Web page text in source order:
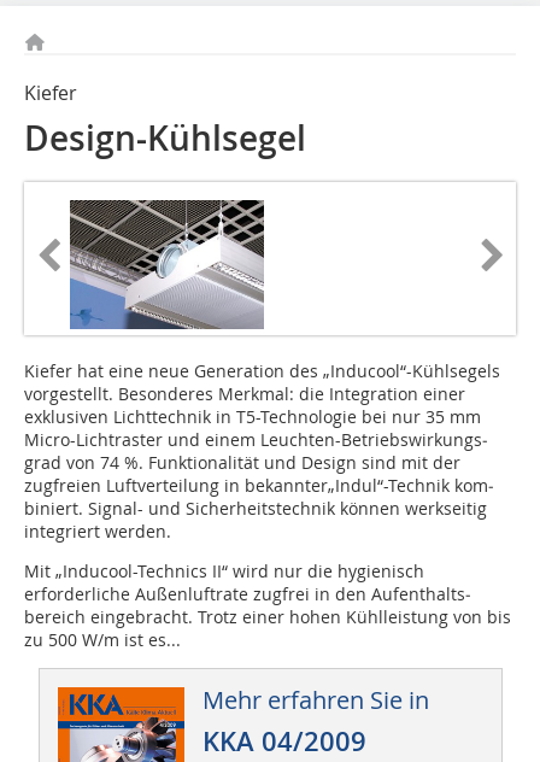
Kiefer
Design-Kühlsegel
Kiefer hat eine neue Generation des „Inducool“-Kühlsegels
vorgestellt. Besonderes Merkmal: die Integration einer
exklusiven Lichttechnik in T5-Technologie bei nur 35 mm
Micro-Lichtraster und einem Leuchten-Betriebswir­kungs­
grad von 74 %. Funk­tionalität und Design sind mit der
zugfreien Luftverteilung in bekannter„Indul“-Technik kom­
biniert. Signal- und Sicherheitstechnik können werkseitig
integriert werden.
Mit „Inducool-Technics II“ wird nur die hygienisch
erforderliche Außen­luft­rate zugfrei in den Auf­ent­halts­
bereich eingebracht. Trotz einer hohen Kühlleistung von bis
zu 500 W/m ist es...
Mehr erfahren Sie in
KKA 04/2009